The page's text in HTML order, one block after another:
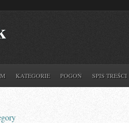
KATEGORIE POGOŃ SPIS TREŚCI